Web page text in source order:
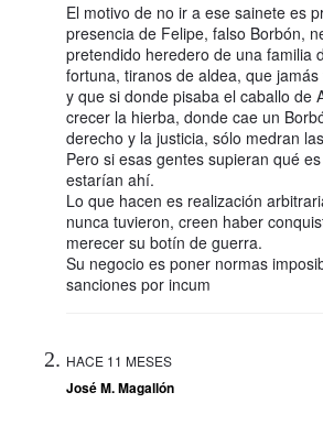
El motivo de no ir a ese sainete es
presencia de Felipe, falso Borbón,
pretendido heredero de una familia
fortuna, tiranos de aldea, que
y que si donde pisaba el caballo de
crecer la hierba, donde cae un
derecho y la justicia, sólo medran
Pero si esas gentes supieran qué
estarían ahí.
Lo que hacen es realización
nunca tuvieron, creen haber
merecer su botín de guerra.
Su negocio es poner normas
sanciones por incum
HACE 11 MESES
José M. Magallón